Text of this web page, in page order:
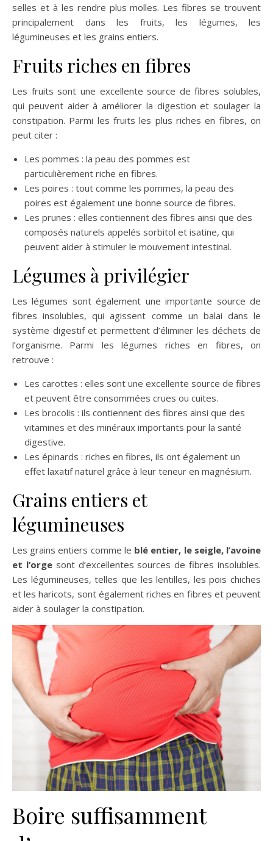
selles et à les rendre plus molles. Les fibres se trouvent
principalement dans les fruits, les légumes, les
légumineuses et les grains entiers.
Fruits riches en fibres
Les fruits sont une excellente source de fibres solubles,
qui peuvent aider à améliorer la digestion et soulager la
constipation. Parmi les fruits les plus riches en fibres, on
peut citer :
Les pommes : la peau des pommes est
particulièrement riche en fibres.
Les poires : tout comme les pommes, la peau des
poires est également une bonne source de fibres.
Les prunes : elles contiennent des fibres ainsi que des
composés naturels appelés sorbitol et isatine, qui
peuvent aider à stimuler le mouvement intestinal.
Légumes à privilégier
Les légumes sont également une importante source de
fibres insolubles, qui agissent comme un balai dans le
système digestif et permettent d’éliminer les déchets de
l’organisme. Parmi les légumes riches en fibres, on
retrouve :
Les carottes : elles sont une excellente source de fibres
et peuvent être consommées crues ou cuites.
Les brocolis : ils contiennent des fibres ainsi que des
vitamines et des minéraux importants pour la santé
digestive.
Les épinards : riches en fibres, ils ont également un
effet laxatif naturel grâce à leur teneur en magnésium.
Grains entiers et
légumineuses
Les grains entiers comme le blé entier, le seigle, l’avoine
et l’orgesont d’excellentes sources de fibres insolubles.
Les légumineuses, telles que les lentilles, les pois chiches
et les haricots, sont également riches en fibres et peuvent
aider à soulager la constipation.
Boire suffisamment